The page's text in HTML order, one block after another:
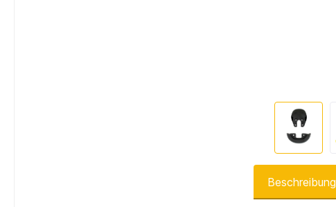
Beschreibung